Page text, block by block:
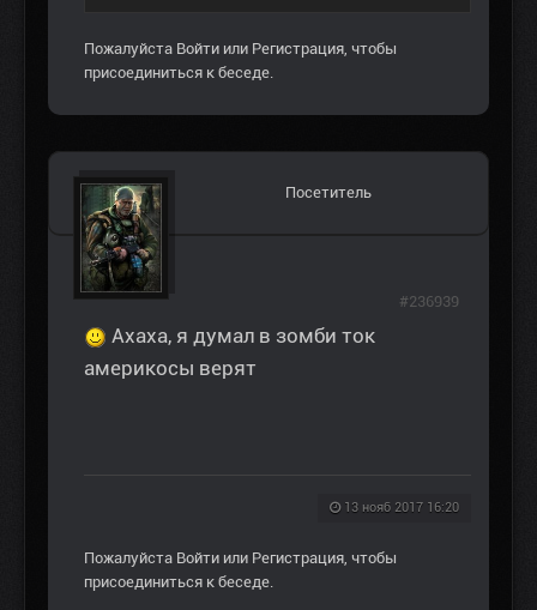
Пожалуйста Войти или Регистрация, чтобы
присоединиться к беседе.
Посетитель
Ахаха, я думал в зомби ток
америкосы верят
13 нояб 2017 16:20
#236939
Пожалуйста Войти или Регистрация, чтобы
присоединиться к беседе.